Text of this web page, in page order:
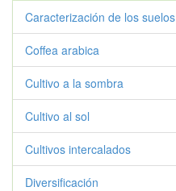
Caracterización de los suelos
Coffea arabica
Cultivo a la sombra
Cultivo al sol
Cultivos intercalados
Diversificación